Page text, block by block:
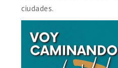
ciudades.